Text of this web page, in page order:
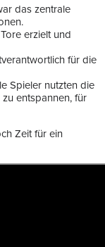
das zentrale
erzielt und
für die
Spieler nutzten die
entspannen, für
Zeit für ein